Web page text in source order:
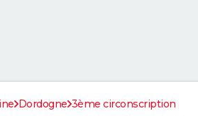
Dordogne 3ème circonscription